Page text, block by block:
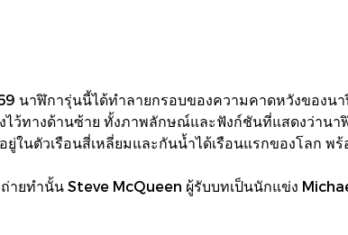
นาฬิการุ่นนี้ได้ทำลายกรอบของความคาดหวังของ
ว้ทางด้านซ้าย ทั้งภาพลักษณ์และฟังก์ชันที่แสดงว่านา
นตัวเรือนสี่เหลี่ยมและกันน้ำได้เรือนแรกของโลก พร้
ายทำนั้น Steve McQueen ผู้รับบทเป็นนักแข่ง